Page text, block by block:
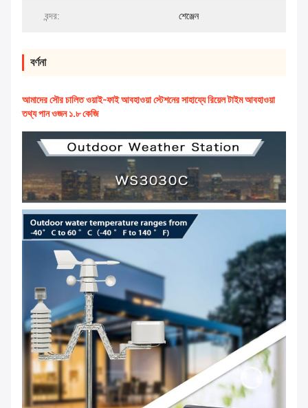
বন্দর: শেঞ্জেন
বর্ণনা
আমাদের সৌর চালিত ওয়াই-ফাই আবহাওয়া স্টেশনের সাহায্যে রিয়েল টাইম আবহাওয়া
তথ্য পান ওজন ১.৮ কেজি